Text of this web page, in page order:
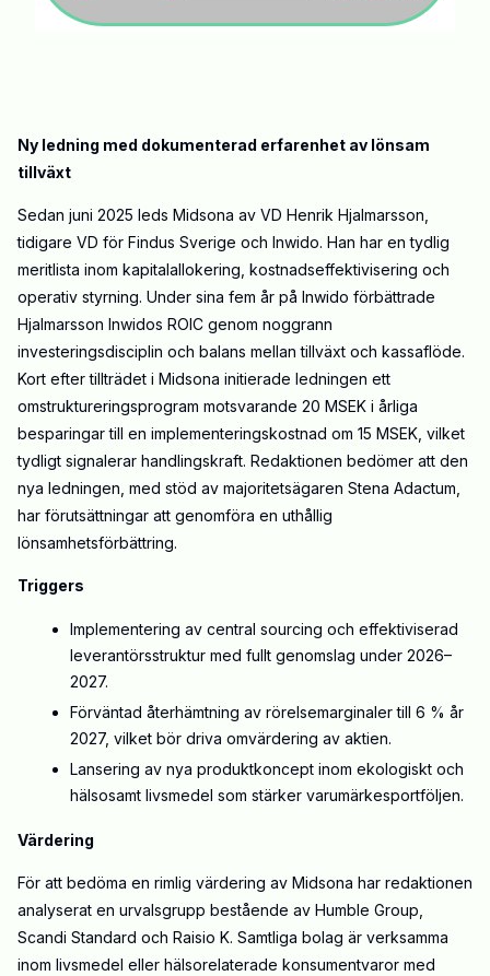
Ny ledning med dokumenterad erfarenhet av lönsam
tillväxt
Sedan juni 2025 leds Midsona av VD Henrik Hjalmarsson,
tidigare VD för Findus Sverige och Inwido. Han har en tydlig
meritlista inom kapitalallokering, kostnadseffektivisering och
operativ styrning. Under sina fem år på Inwido förbättrade
Hjalmarsson Inwidos ROIC genom noggrann
investeringsdisciplin och balans mellan tillväxt och kassaflöde.
Kort efter tillträdet i Midsona initierade ledningen ett
omstruktureringsprogram motsvarande 20 MSEK i årliga
besparingar till en implementeringskostnad om 15 MSEK, vilket
tydligt signalerar handlingskraft. Redaktionen bedömer att den
nya ledningen, med stöd av majoritetsägaren Stena Adactum,
har förutsättningar att genomföra en uthållig
lönsamhetsförbättring.
Triggers
Implementering av central sourcing och effektiviserad
leverantörsstruktur med fullt genomslag under 2026–
2027.
Förväntad återhämtning av rörelsemarginaler till 6 % år
2027, vilket bör driva omvärdering av aktien.
Lansering av nya produktkoncept inom ekologiskt och
hälsosamt livsmedel som stärker varumärkesportföljen.
Värdering
För att bedöma en rimlig värdering av Midsona har redaktionen
analyserat en urvalsgrupp bestående av Humble Group,
Scandi Standard och Raisio K. Samtliga bolag är verksamma
inom livsmedel eller hälsorelaterade konsumentvaror med